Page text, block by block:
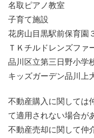
名取ピアノ教室
子育て施設
花房山目黒駅前保育園
ＴＫチルドレンズファ
品川区立第三日野小学
キッズガーデン品川上
不動産購入に関しては
て適用されない場合が
不動産売却に関して仲